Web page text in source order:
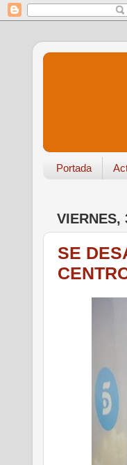
Portada
VIERNES,
SE